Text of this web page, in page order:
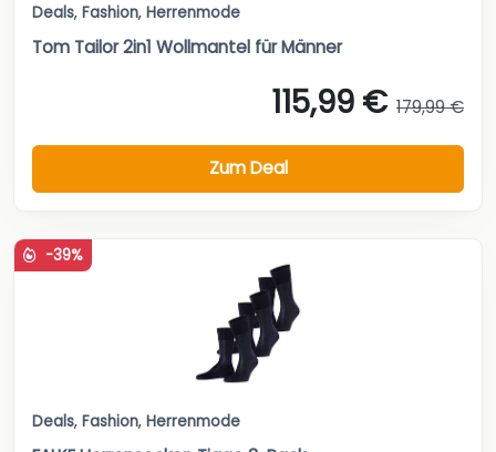
Deals, Fashion, Herrenmode
Tom Tailor 2in1 Wollmantel für Männer
115,99 € 179,99 €
Zum Deal
-39%
Deals, Fashion, Herrenmode